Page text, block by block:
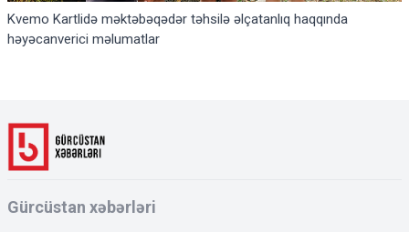
Kvemo Kartlidə məktəbəqədər təhsilə əlçatanlıq haqqında
həyəcanverici məlumatlar
Gürcüstan xəbərləri